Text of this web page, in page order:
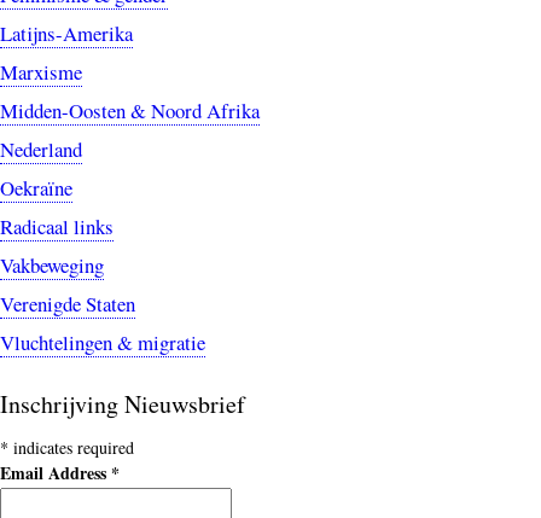
Latijns-Amerika
Marxisme
Midden-Oosten & Noord Afrika
Nederland
Oekraïne
Radicaal links
Vakbeweging
Verenigde Staten
Vluchtelingen & migratie
Inschrijving Nieuwsbrief
* indicates required
Email Address *